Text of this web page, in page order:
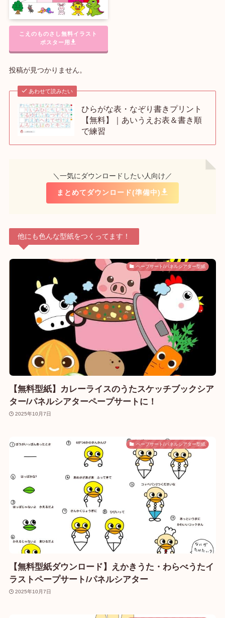
こえのものさし無料イラスト
ポスター用
投稿が見つかりません。
あわせて読みたい
ひらがな表・なぞり書きプリント
【無料】｜あいうえお表＆書き順
で練習
＼一気にダウンロードしたい人向け／
まとめてダウンロード(準備中)
他にも色んな型紙をつくってます！
ペープサート/パネルシアター型紙
【無料型紙】カレーライスのうたスケッチブックシア
ター/パネルシアターペープサートに！
2025年10月7日
ペープサート/パネルシアター型紙
【無料型紙ダウンロード】えかきうた・わらべうたイ
ラストペープサート/パネルシアター
2025年10月7日